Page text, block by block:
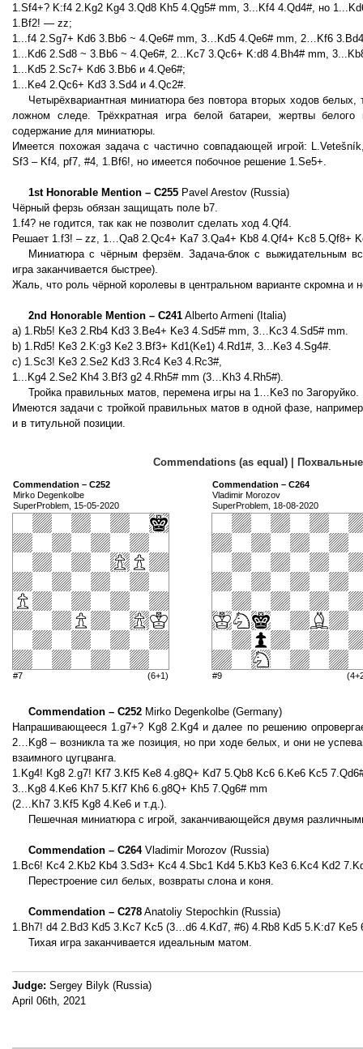
1.Sf4+? K:f4 2.Kg2 Kg4 3.Qd8 Kh5 4.Qg5# mm, 3...Kf4 4.Qd4#, но
1.Bf2! — zz;
1...f4 2.Sg7+ Kd6 3.Bb6 ~ 4.Qe6# mm, 3…Kd5 4.Qе6# mm, 2…Kf6
1...Kd6 2.Sd8 ~ 3.Bb6 ~ 4.Qe6#, 2...Kc7 3.Qc6+ K:d8 4.Bh4# mm,
1...Kd5 2.Sc7+ Kd6 3.Bb6 и 4.Qe6#;
1...Ke4 2.Qc6+ Kd3 3.Sd4 и 4.Qc2#.
Четырёхвариантная миниатюра без повтора вторых ходов
ложном следе. Трёхкратная игра белой батареи, жертвы
содержание для миниатюры.
Имеется похожая задача с частично совпадающей игрой:
Sf3 – Kf4, pf7, #4, 1.Bf6!, но имеется побочное решение 1.Se5+.
1st Honorable Mention – C255 Pavel Arestov (Russia)
Чёрный ферзь обязан защищать поле b7.
1.f4? не годится, так как не позволит сделать ход 4.Qf4.
Решает 1.f3! – zz, 1…Qa8 2.Qc4+ Ka7 3.Qa4+ Kb8 4.Qf4+ Kc8 5.Qf8+
Миниатюра с чёрным ферзём. Задача-блок с выжидательным
игра заканчивается быстрее).
Жаль, что роль чёрной королевы в центральном варианте скромна и
2nd Honorable Mention – C241 Alberto Armeni (Italia)
a) 1.Rb5! Ke3 2.Rb4 Kd3 3.Be4+ Ke3 4.Sd5# mm, 3…Kc3 4.Sd5# mm.
b) 1.Rd5! Ke3 2.K:g3 Ke2 3.Bf3+ Kd1(Ke1) 4.Rd1#, 3...Ke3 4.Sg4#.
c) 1.Sc3! Ke3 2.Se2 Kd3 3.Rc4 Ke3 4.Rc3#,
1...Kg4 2.Se2 Kh4 3.Bf3 g2 4.Rh5# mm (3…Kh3 4.Rh5#).
Тройка правильных матов, перемена игры на 1…Kе3 по Загоруйко.
Имеются задачи с тройкой правильных матов в одной фазе,
и в титульной позиции.
Commendations (as equal) |
Commendation – C252
Mirko Degenkolbe
SuperProblem, 15-05-2020
#7 (6+1)
Commendation – C264
Vladimir Morozov
SuperProblem, 18-08-2020
#9
Commendation – C252 Mirko Degenkolbe (Germany)
Напрашивающееся 1.g7+? Kg8 2.Kg4 и далее по решению
2…Kg8 – возникла та же позиция, но при ходе белых, и они не
взаимного цугцванга.
1.Kg4! Kg8 2.g7! Kf7 3.Kf5 Ke8 4.g8Q+ Kd7 5.Qb8 Kc6 6.Ke6 Kc5
3...Kg8 4.Ke6 Kh7 5.Kf7 Kh6 6.g8Q+ Kh5 7.Qg6# mm
(2…Kh7 3.Kf5 Kg8 4.Ke6 и т.д.).
Пешечная миниатюра с игрой, заканчивающейся двумя
Commendation – C264Vladimir Morozov (Russia)
1.Bc6! Kc4 2.Kb2 Kb4 3.Sd3+ Kc4 4.Sbc1 Kd4 5.Kb3 Ke3 6.Kc4 Kd2
Перестроение сил белых, возвраты слона и коня.
Commendation – C278 Anatoliy Stepochkin (Russia)
1.Bh7! d4 2.Bd3 Kd5 3.Kc7 Kc5 (3…d6 4.Kd7, #6) 4.Rb8 Kd5 5.K:d7 Ke5
Тихая игра заканчивается идеальным матом.
Judge: Sergey Bilyk (Russia)
April 06th, 2021